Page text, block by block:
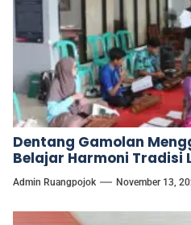
Dentang Gamolan
Belajar Harmoni Tradisi
Admin Ruangpojok November 13,